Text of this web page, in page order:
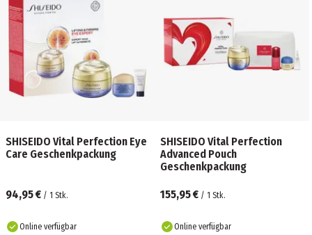
SHISEIDO Vital Perfection Eye
Care Geschenkpackung
94,95 € / 1 Stk.
Online verfügbar
SHISEIDO Vital Perfection
Advanced Pouch
Geschenkpackung
155,95 € / 1 Stk.
Online verfügbar